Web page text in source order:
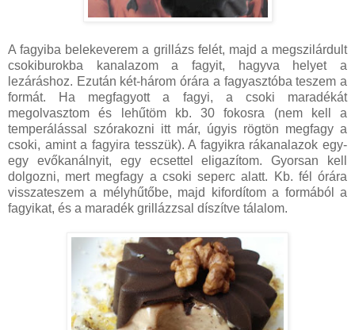
A fagyiba belekeverem a grillázs felét, majd a megszilárdult
csokiburokba kanalazom a fagyit, hagyva helyet a
lezáráshoz. Ezután két-három órára a fagyasztóba teszem a
formát. Ha megfagyott a fagyi, a csoki maradékát
megolvasztom és lehűtöm kb. 30 fokosra (nem kell a
temperálással szórakozni itt már, úgyis rögtön megfagy a
csoki, amint a fagyira tesszük). A fagyikra rákanalazok egy-
egy evőkanálnyit, egy ecsettel eligazítom. Gyorsan kell
dolgozni, mert megfagy a csoki seperc alatt. Kb. fél órára
visszateszem a mélyhűtőbe, majd kifordítom a formából a
fagyikat, és a maradék grillázzsal díszítve tálalom.